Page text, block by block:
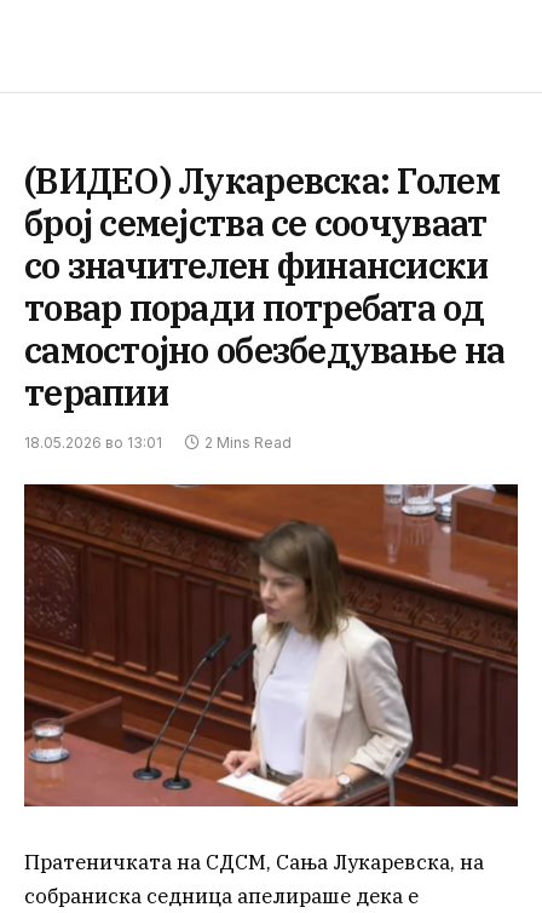
(ВИДЕО) Лукаревска: Голем
број семејства се соочуваат
со значителен финансиски
товар поради потребата од
самостојно обезбедување на
терапии
18.05.2026 во 13:01 2 Mins Read
Пратеничката на СДСМ, Сања Лукаревска, на
собраниска седница апелираше дека е